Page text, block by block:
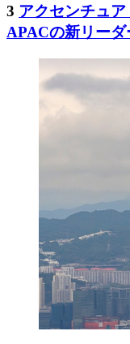
3 アクセンチュ
APACの新リー